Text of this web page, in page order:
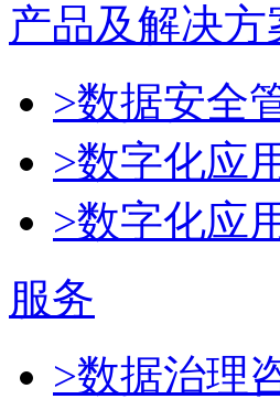
产品及解决方
>数据安全
>数字化应
>数字化应
服务
>数据治理